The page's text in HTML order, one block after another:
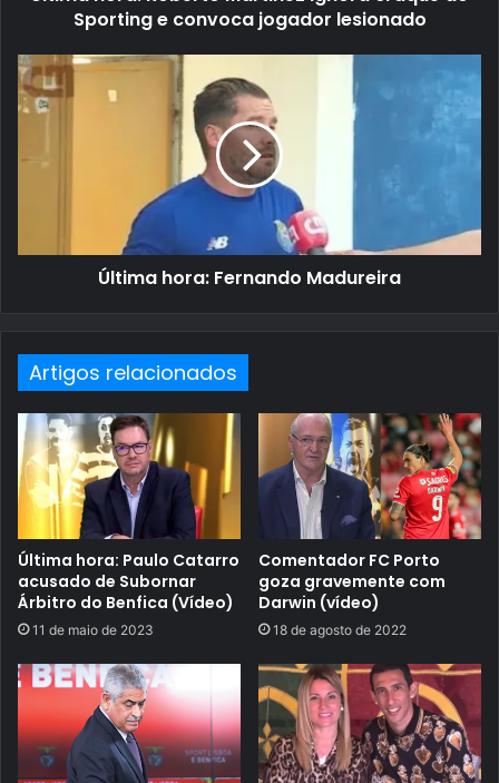
Sporting e convoca jogador lesionado
Última hora: Fernando Madureira
Artigos relacionados
Última hora: Paulo Catarro
acusado de Subornar
Árbitro do Benfica (Vídeo)
11 de maio de 2023
Comentador FC Porto
goza gravemente com
Darwin (vídeo)
18 de agosto de 2022